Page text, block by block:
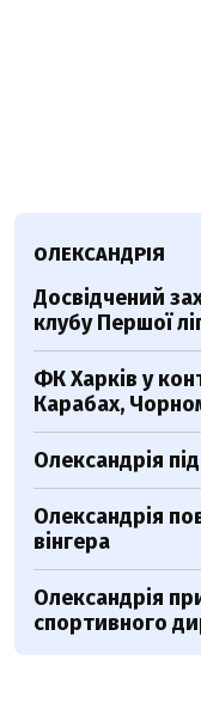
ОЛЕКСАНДРІЯ
Досвідчений
клубу Першої
ФК Харків у
Карабах,
Олександрія
Олександрія
вінгера
Олександрія
спортивного